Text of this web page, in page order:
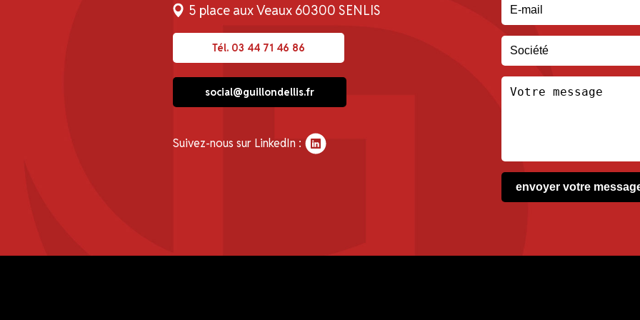
5 place aux Veaux 60300 SENLIS
Tél. 03 44 71 46 86
social@guillondellis.fr
Suivez-nous sur LinkedIn :
envoyer votre